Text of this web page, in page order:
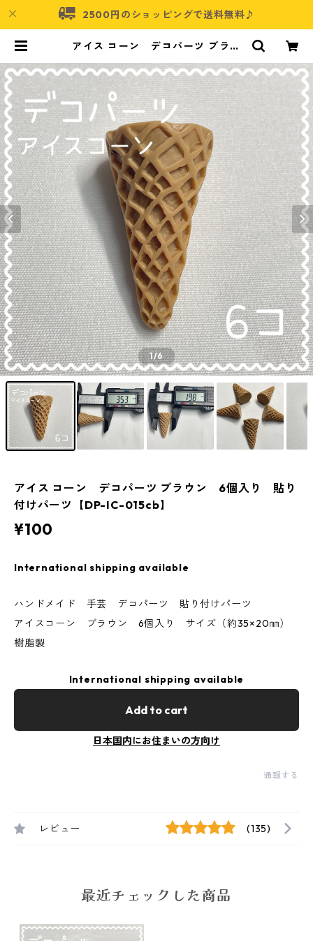
2500円のショッピングで送料無料♪
アイス コーン デコパーツ ブラウ
-IC-015cb】 | アクセサリーパーツ
ショップ・可愛いハンドメイドパー
ツ通販 | ネムネコ
1/6
アイス コーン デコパーツ ブラウン 6個入り 貼り
付けパーツ【DP-IC-015cb】
¥100
International shipping available
ハンドメイド 手芸 デコパーツ 貼り付けパーツ
アイスコーン ブラウン 6個入り サイズ（約35×20㎜）
樹脂製
International shipping available
Add to cart
日本国内にお住まいの方向け
通報する
レビュー (135)
最近チェックした商品